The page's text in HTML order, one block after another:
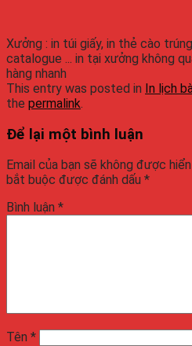
Xưởng : in túi giấy, in thẻ cào
catalogue ... in tại xưởng không
hàng nhanh
This entry was posted in In lịch
the permalink.
Để lại một bình luận
Email của bạn sẽ không được
bắt buộc được đánh dấu *
Bình luận *
Tên *